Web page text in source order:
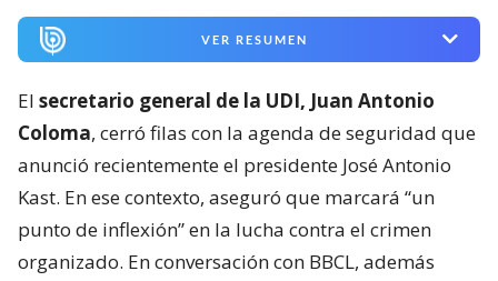
VER RESUMEN
El secretario general de la UDI, Juan Antonio
Coloma, cerró filas con la agenda de seguridad que
anunció recientemente el presidente José Antonio
Kast. En ese contexto, aseguró que marcará “un
punto de inflexión” en la lucha contra el crimen
organizado. En conversación con BBCL, además